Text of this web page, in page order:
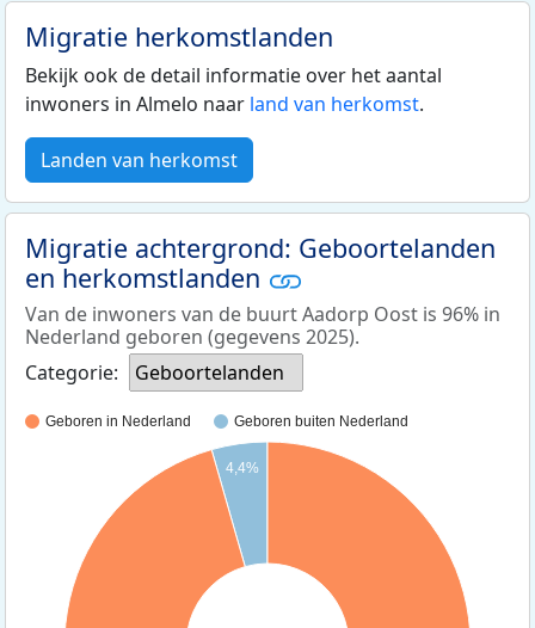
Migratie herkomstlanden
Bekijk ook de detail informatie over het aantal
inwoners in Almelo naar land van herkomst.
Landen van herkomst
Migratie achtergrond: Geboortelanden
en herkomstlanden
Van de inwoners van de buurt Aadorp Oost is 96% in
Nederland geboren (gegevens 2025).
Categorie:
Geboortelanden
Geboren in Nederland Geboren buiten Nederland
4,4%